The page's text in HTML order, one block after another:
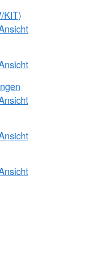
KIT)